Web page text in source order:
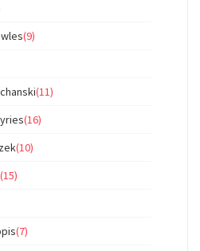
(9)
(11)
(16)
(10)
(15)
(7)